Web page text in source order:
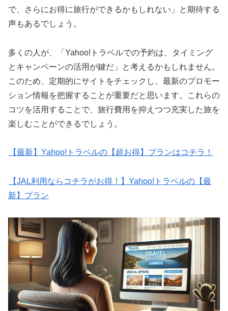
で、さらにお得に旅行ができるかもしれない」と期待する
声もあるでしょう。
多くの人が、「Yahoo!トラベルでの予約は、タイミング
とキャンペーンの活用が鍵だ」と考えるかもしれません。
このため、定期的にサイトをチェックし、最新のプロモー
ション情報を把握することが重要だと思います。これらの
コツを活用することで、旅行費用を抑えつつ充実した旅を
楽しむことができるでしょう。
【最新】Yahoo!トラベルの【超お得】プランはコチラ！
【JAL利用ならコチラがお得！】Yahoo!トラベルの【最
新】プラン